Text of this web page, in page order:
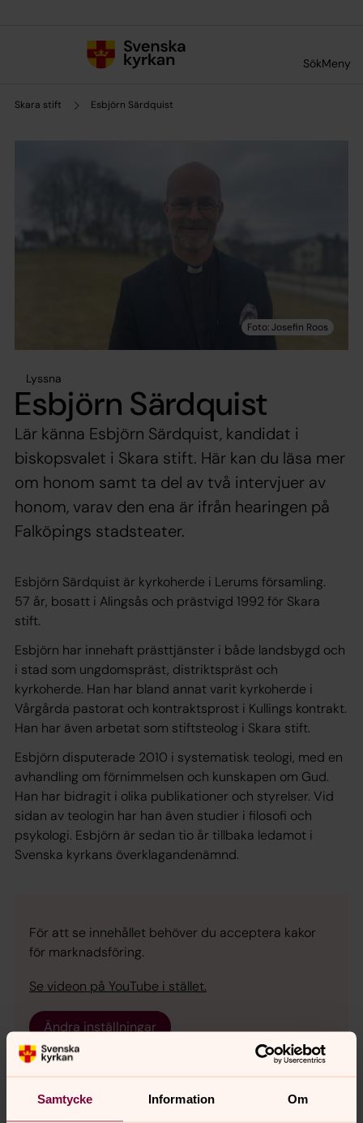
Samtycke Information Om
SökMeny
Skara stift Esbjörn Särdquist
Lyssna
Esbjörn Särdquist
Lär känna Esbjörn Särdquist, kandidat i
biskopsvalet i Skara stift. Här kan du läsa mer
om honom samt ta del av två intervjuer av
honom, varav den ena är ifrån hearingen på
Falköpings stadsteater.
Esbjörn Särdquist är kyrkoherde i Lerums församling.
57 år, bosatt i Alingsås och prästvigd 1992 för Skara
stift.
Esbjörn har innehaft prästtjänster i både landsbygd och
i stad som ungdomspräst, distriktspräst och
kyrkoherde. Han har bland annat varit kyrkoherde i
Vårgårda pastorat och kontraktsprost i Kullings kontrakt.
Han har även arbetat som stiftsteolog i Skara stift.
Esbjörn disputerade 2010 i systematisk teologi, med en
avhandling om förnimmelsen och kunskapen om Gud.
Han har bidragit i olika publikationer och styrelser. Vid
sidan av teologin har han även studier i filosofi och
psykologi. Esbjörn är sedan tio år tillbaka ledamot i
Svenska kyrkans överklagandenämnd.
För att se innehållet behöver du acceptera kakor
för marknadsföring.
Se videon på YouTube i stället.
Ändra inställningar